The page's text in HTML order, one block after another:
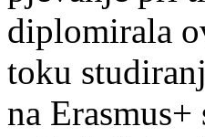
diplomirala
toku
na